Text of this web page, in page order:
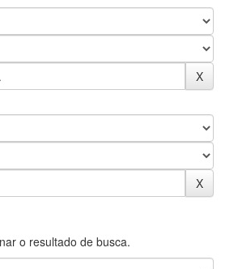
o resultado de busca.